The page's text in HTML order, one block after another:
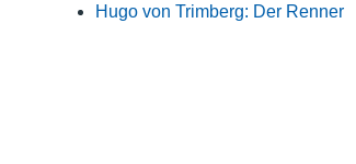
Hugo von Trimberg: Der Renner